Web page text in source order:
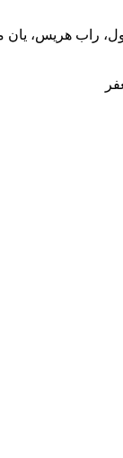
راب هریس، یان